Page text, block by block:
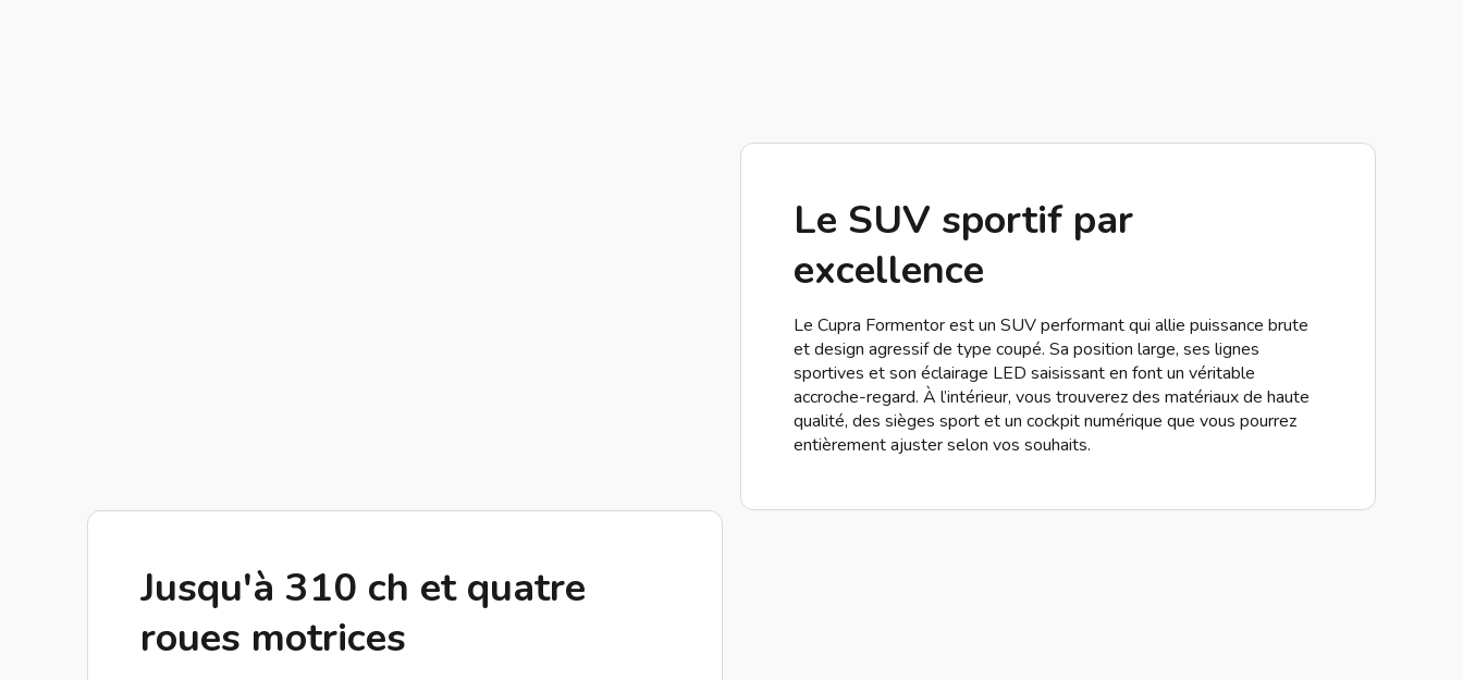
Le SUV sportif par
excellence
Le Cupra Formentor est un SUV performant qui allie puissance brute
et design agressif de type coupé. Sa position large, ses lignes
sportives et son éclairage LED saisissant en font un véritable
accroche-regard. À l’intérieur, vous trouverez des matériaux de haute
qualité, des sièges sport et un cockpit numérique que vous pourrez
entièrement ajuster selon vos souhaits.
Jusqu'à 310 ch et quatre
roues motrices